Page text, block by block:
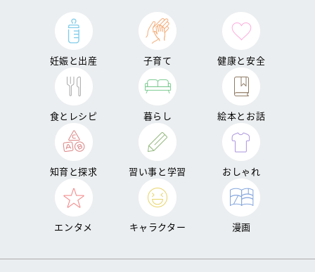
妊娠と出産 子育て 健康と安全
食とレシピ 暮らし 絵本とお話
知育と探求 習い事と学習 おしゃれ
エンタメ キャラクター 漫画